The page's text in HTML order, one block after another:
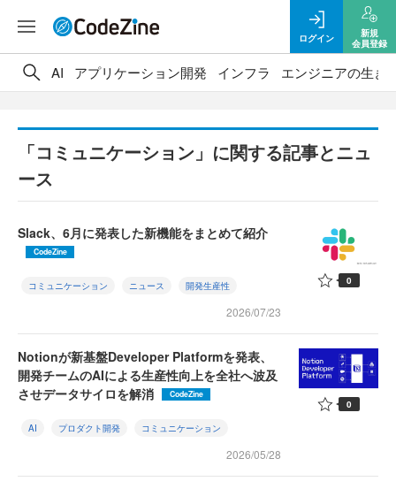
ログイン
新規
会員登録
AI アプリケーション開発 インフラ エンジニアの生き
「コミュニケーション」に関する記事とニュ
ース
Slack、6月に発表した新機能をまとめて紹介
CodeZine
コミュニケーション ニュース 開発生産性
2026/07/23
0
Notionが新基盤Developer Platformを発表、
開発チームのAIによる生産性向上を全社へ波及
させデータサイロを解消
CodeZine
AI プロダクト開発 コミュニケーション
2026/05/28
0